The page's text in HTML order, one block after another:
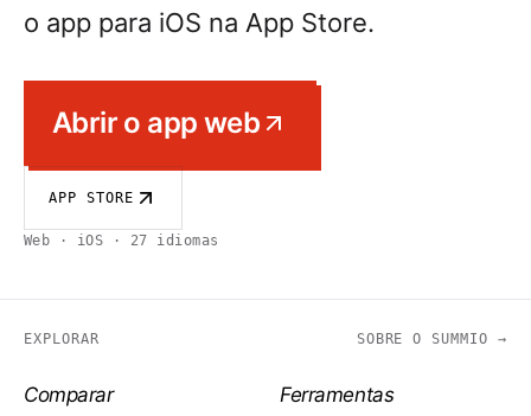
o app para iOS na App Store.
Abrir o app web
APP STORE
Web · iOS · 27 idiomas
EXPLORAR SOBRE O SUMMIO →
Comparar
Ferramentas